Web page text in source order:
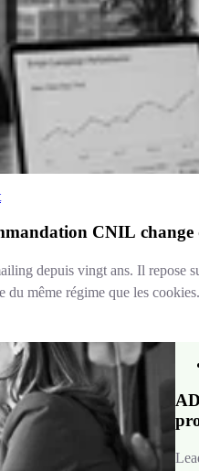
CNIL change
depuis vingt ans. Il
même régime que les